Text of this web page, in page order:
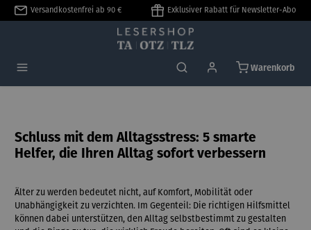
springen
Versandkostenfrei ab 90 € Exklusiver Rabatt für Newsletter-Abo
Warenkorb
Schluss mit dem Alltagsstress: 5 smarte
Helfer, die Ihren Alltag sofort verbessern
Älter zu werden bedeutet nicht, auf Komfort, Mobilität oder
Unabhängigkeit zu verzichten. Im Gegenteil: Die richtigen Hilfsmittel
können dabei unterstützen, den Alltag selbstbestimmt zu gestalten